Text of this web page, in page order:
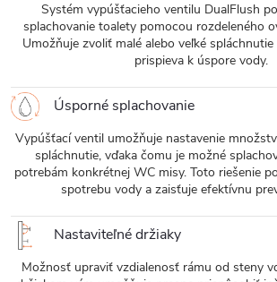
Systém vypúšťacieho ventilu DualFlush
splachovanie toalety pomocou rozdeleného
Umožňuje zvoliť malé alebo veľké
prispieva k úspore vody.
Úsporné splachovanie
Vypúšťací ventil umožňuje nastavenie
spláchnutie, vďaka čomu je možné
potrebám konkrétnej WC misy. Toto riešenie
spotrebu vody a zaisťuje efektívnu
Nastaviteľné držiaky
Možnosť upraviť vzdialenosť rámu od steny